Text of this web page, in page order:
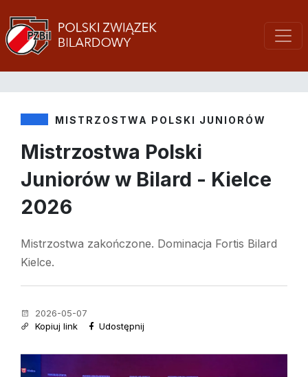
MISTRZOSTWA POLSKI JUNIORÓW
Mistrzostwa Polski
Juniorów w Bilard - Kielce
2026
Mistrzostwa zakończone. Dominacja Fortis Bilard
Kielce.
2026-05-07
Kopiuj link
Udostępnij